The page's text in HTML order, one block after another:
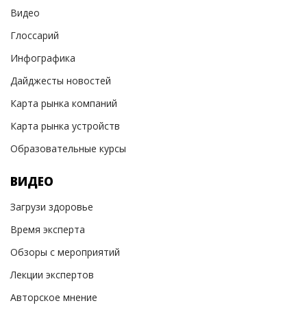
Видео
Глоссарий
Инфографика
Дайджесты новостей
Карта рынка компаний
Карта рынка устройств
Образовательные курсы
ВИДЕО
Загрузи здоровье
Время эксперта
Обзоры с мероприятий
Лекции экспертов
Авторское мнение